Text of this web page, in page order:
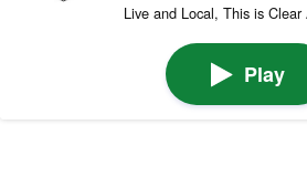
Live and Local, This is Clear
Play